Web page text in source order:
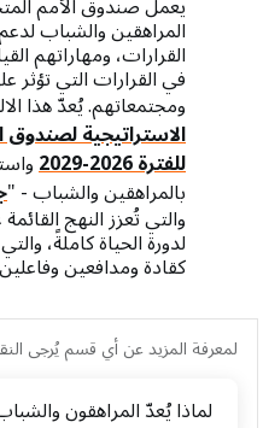
المراهقين والشباب
القرارات، ومهاراتهم
في القرارات التي
ومجتمعاتهم. يُعدّ هذا
الاستراتيجية
للفترة 2026-2029
بالمراهقين والشباب - "
والتي تُعزز النهج
لدورة الحياة كاملةً،
كقادة ومدافعين
لمعرفة المزيد عن أي قسم يُرجى